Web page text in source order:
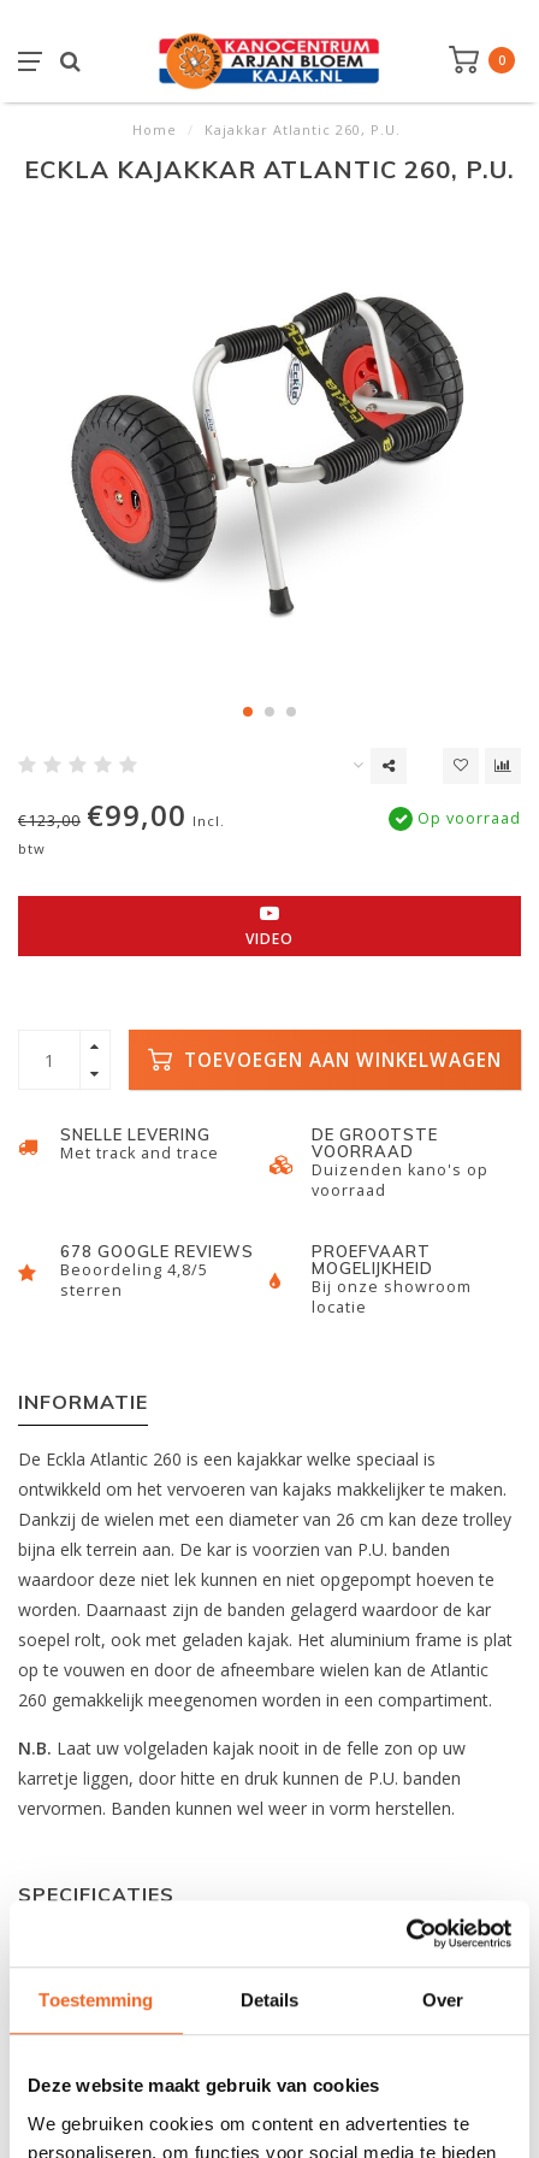
Toestemming Details Over
Deze website maakt gebruik van cookies
We gebruiken cookies om content en advertenties te
personaliseren, om functies voor social media te bieden
0
Home / Kajakkar Atlantic 260, P.U.
ECKLA KAJAKKAR ATLANTIC 260, P.U.
€123,00 €99,00 Incl.
btw
Op voorraad
VIDEO
TOEVOEGEN AAN WINKELWAGEN
SNELLE LEVERING
Met track and trace
DE GROOTSTE
VOORRAAD
Duizenden kano's op
voorraad
678 GOOGLE REVIEWS
Beoordeling 4,8/5
sterren
PROEFVAART
MOGELIJKHEID
Bij onze showroom
locatie
INFORMATIE
De Eckla Atlantic 260 is een kajakkar welke speciaal is
ontwikkeld om het vervoeren van kajaks makkelijker te maken.
Dankzij de wielen met een diameter van 26 cm kan deze trolley
bijna elk terrein aan. De kar is voorzien van P.U. banden
waardoor deze niet lek kunnen en niet opgepompt hoeven te
worden. Daarnaast zijn de banden gelagerd waardoor de kar
soepel rolt, ook met geladen kajak. Het aluminium frame is plat
op te vouwen en door de afneembare wielen kan de Atlantic
260 gemakkelijk meegenomen worden in een compartiment.
N.B. Laat uw volgeladen kajak nooit in de felle zon op uw
karretje liggen, door hitte en druk kunnen de P.U. banden
vervormen. Banden kunnen wel weer in vorm herstellen.
SPECIFICATIES
Frame breedte: 59 cm
Gewicht: 3.8 kg